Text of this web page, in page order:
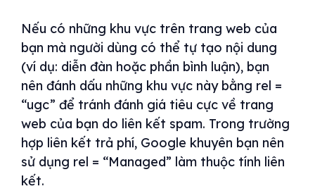
Nếu có những khu vực trên trang web của
bạn mà người dùng có thể tự tạo nội dung
(ví dụ: diễn đàn hoặc phần bình luận), bạn
nên đánh dấu những khu vực này bằng rel =
“ugc” để tránh đánh giá tiêu cực về trang
web của bạn do liên kết spam. Trong trường
hợp liên kết trả phí, Google khuyên bạn nên
sử dụng rel = “Managed” làm thuộc tính liên
kết.